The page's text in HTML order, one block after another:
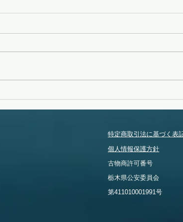
特定商取引法に基づく表
個人情報保護方針
​古物商許可番号
​栃木県公安委員会
​第411010001991号